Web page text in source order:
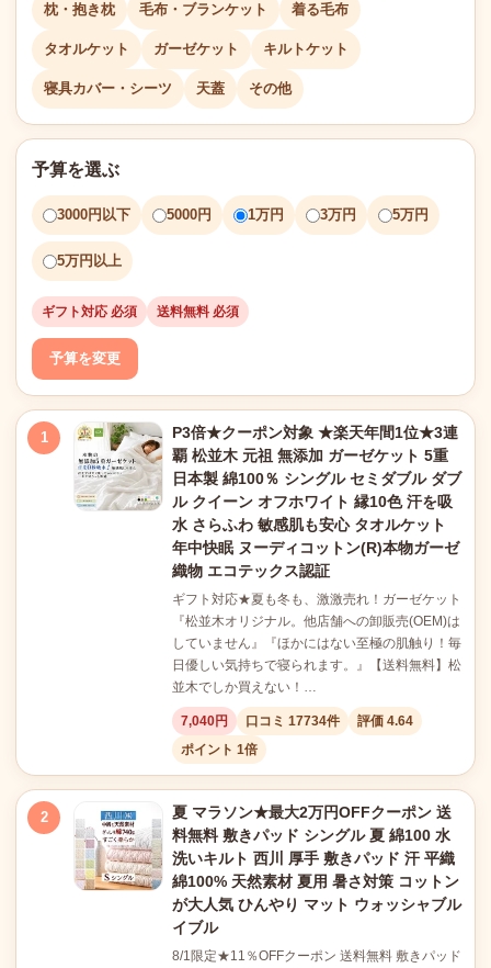
枕・抱き枕 毛布・ブランケット 着る毛布
タオルケット ガーゼケット キルトケット
寝具カバー・シーツ 天蓋 その他
予算を選ぶ
3000円以下 5000円 1万円 3万円 5万円
5万円以上
ギフト対応 必須 送料無料 必須
予算を変更
1
P3倍★クーポン対象 ★楽天年間1位★3連
覇 松並木 元祖 無添加 ガーゼケット 5重
日本製 綿100％ シングル セミダブル ダブ
ル クイーン オフホワイト 縁10色 汗を吸
水 さらふわ 敏感肌も安心 タオルケット
年中快眠 ヌーディコットン(R)本物ガーゼ
織物 エコテックス認証
ギフト対応★夏も冬も、激激売れ！ガーゼケット
『松並木オリジナル。他店舗への卸販売(OEM)は
していません』『ほかにはない至極の肌触り！毎
日優しい気持ちで寝られます。』【送料無料】松
並木でしか買えない！…
7,040円 口コミ 17734件
評価 4.64
ポイント 1倍
2
夏 マラソン★最大2万円OFFクーポン 送
料無料 敷きパッド シングル 夏 綿100 水
洗いキルト 西川 厚手 敷きパッド 汗 平織
綿100% 天然素材 夏用 暑さ対策 コットン
が大人気 ひんやり マット ウォッシャブル
イブル
8/1限定★11％OFFクーポン 送料無料 敷きパッド